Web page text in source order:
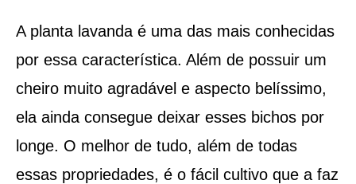
A planta lavanda é uma das mais conhecidas
por essa característica. Além de possuir um
cheiro muito agradável e aspecto belíssimo,
ela ainda consegue deixar esses bichos por
longe. O melhor de tudo, além de todas
essas propriedades, é o fácil cultivo que a faz